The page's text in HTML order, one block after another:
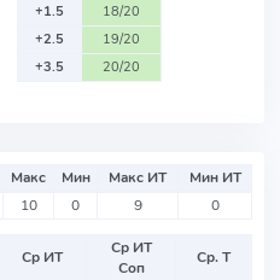
+1.5
18/20
+2.5
19/20
+3.5
20/20
Макс Мин Макс ИТ
Мин ИТ
10 0 9 0
Ср ИТ
Ср ИТ
Соп
Ср. Т